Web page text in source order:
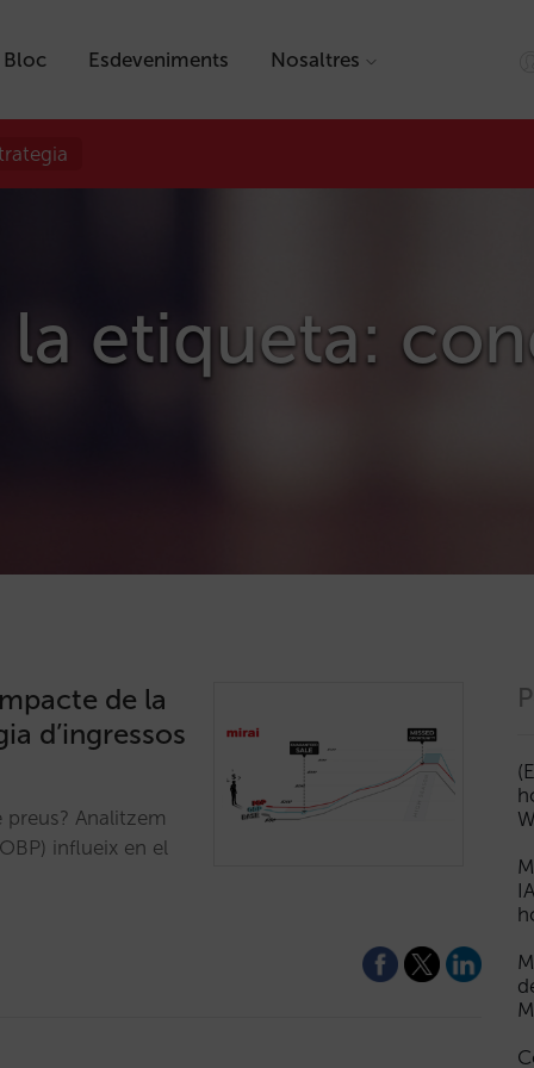
Bloc Esdeveniments Nosaltres
etiqueta:
de la
d’ingressos
Analitzem
influeix en el